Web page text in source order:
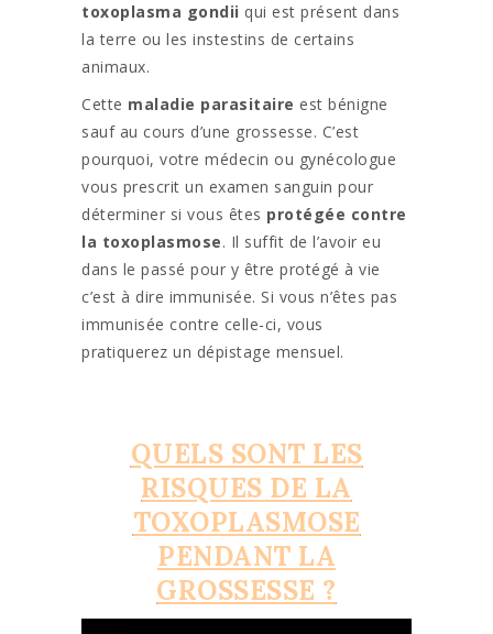
toxoplasma gondii qui est présent dans
la terre ou les instestins de certains
animaux.
Cette maladie parasitaire est bénigne
sauf au cours d’une grossesse. C’est
pourquoi, votre médecin ou gynécologue
vous prescrit un examen sanguin pour
déterminer si vous êtes protégée contre
la toxoplasmose. Il suffit de l’avoir eu
dans le passé pour y être protégé à vie
c’est à dire immunisée. Si vous n’êtes pas
immunisée contre celle-ci, vous
pratiquerez un dépistage mensuel.
QUELS SONT LES
RISQUES DE LA
TOXOPLASMOSE
PENDANT LA
GROSSESSE ?